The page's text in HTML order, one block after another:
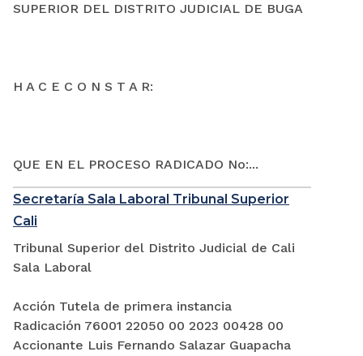
SUPERIOR DEL DISTRITO JUDICIAL DE BUGA
H A C E C O N S T A R:
QUE EN EL PROCESO RADICADO No:...
Secretaría Sala Laboral Tribunal Superior
Cali
Tribunal Superior del Distrito Judicial de Cali
Sala Laboral
Acción Tutela de primera instancia
Radicación 76001 22050 00 2023 00428 00
Accionante Luis Fernando Salazar Guapacha